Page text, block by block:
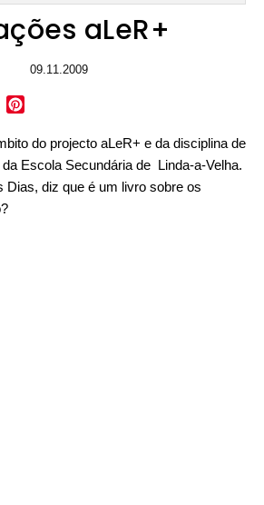
aLeR+
09.11.2009
Copy
do projecto aLeR+ e da disciplina de
da Escola Secundária de Linda-a-Velha.
Dias, diz que é um livro sobre os